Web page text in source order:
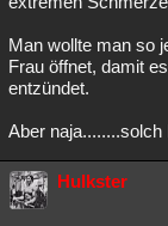
Man wollte man so
Frau öffnet, damit
entzündet.
Aber naja........solch
Hulkster